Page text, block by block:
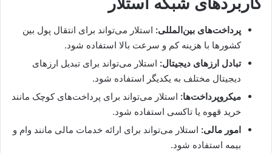
پرداخت‌های بین‌المللی: استلار می‌تواند برای انتقال پول بین
کشورها با هزینه کم و سرعت بالا استفاده شود.
تبادل ارزهای دیجیتال: استلار می‌تواند برای تبدیل ارزهای
دیجیتال مختلف به یکدیگر استفاده شود.
میکروپرداخت‌ها: استلار می‌تواند برای پرداخت‌های کوچک مانند
خرید قهوه یا تاکسی استفاده شود.
امور مالی: استلار می‌تواند برای ارائه خدمات مالی مانند وام و
بیمه استفاده شود.